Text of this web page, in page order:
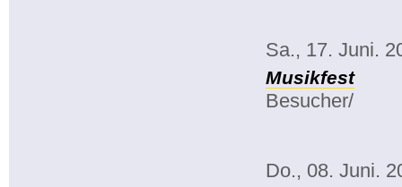
Sa., 17. Juni.
Musikfest
Besucher/
Do., 08. Juni.